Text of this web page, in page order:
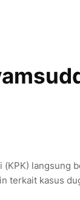
langsung
terkait kasus